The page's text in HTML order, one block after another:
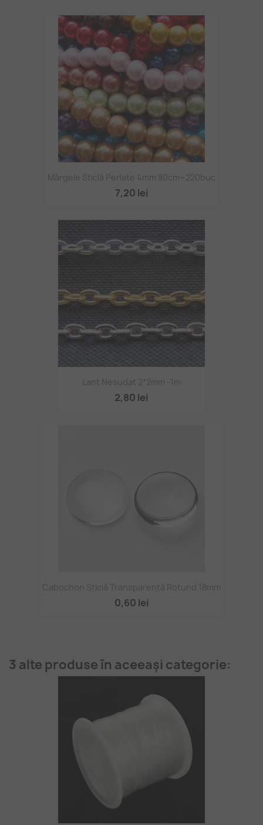
Mărgele Sticlă Perlate 4mm 80cm~220buc
7,20 lei
Lant Nesudat 2*2mm -1m
2,80 lei
Cabochon Sticlă Transparentă Rotund 18mm
0,60 lei
3 alte produse în aceeași categorie: